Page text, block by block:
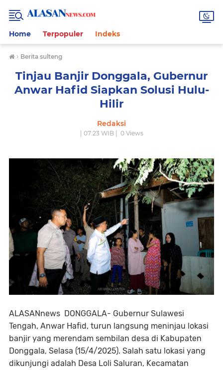
Home Terpopuler Indeks
› Berita sulteng
Tinjau Banjir Donggala, Gubernur
Anwar Hafid Siapkan Solusi Hulu-
Hilir
Redaksi
| 07:23 WIB | 0Views
ALASANnews DONGGALA- Gubernur Sulawesi
Tengah, Anwar Hafid, turun langsung meninjau lokasi
banjir yang merendam sembilan desa di Kabupaten
Donggala, Selasa (15/4/2025). Salah satu lokasi yang
dikunjungi adalah Desa Loli Saluran, Kecamatan